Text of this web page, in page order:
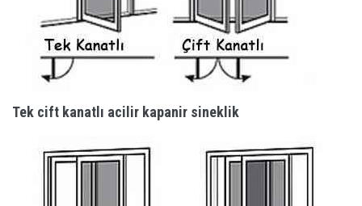
Tek cift kanatlı acilir kapanir sineklik